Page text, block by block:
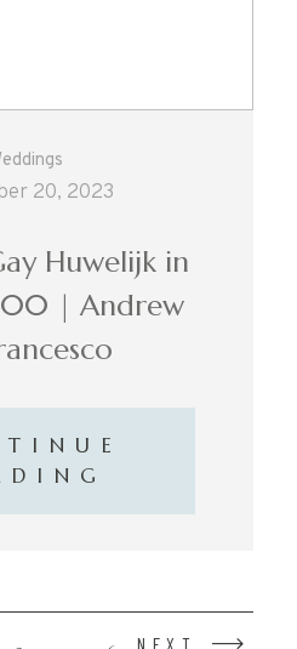
20, 2023
Huwelijk in
| Andrew
NEXT